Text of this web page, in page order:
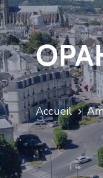
Accueil